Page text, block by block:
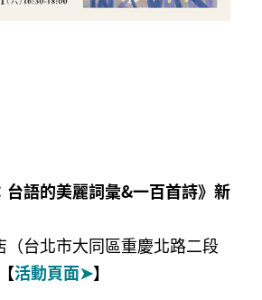
台語的美麗詞彙&一百首詩》新
（台北市大同區重慶北路二段
【活動頁面➤】